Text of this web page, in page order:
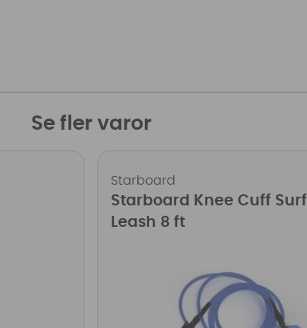
Se fler varor
Starboard
Starboard Knee Cuff Surf
Leash 8 ft